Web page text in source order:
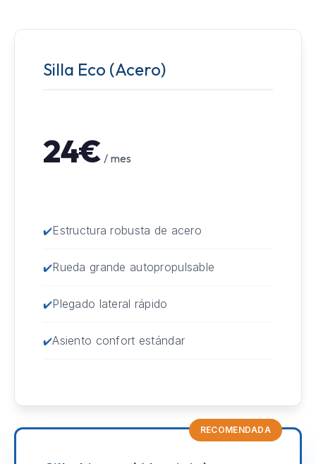
Silla Eco (Acero)
24€ / mes
Estructura robusta de acero
Rueda grande autopropulsable
Plegado lateral rápido
Asiento confort estándar
RECOMENDADA